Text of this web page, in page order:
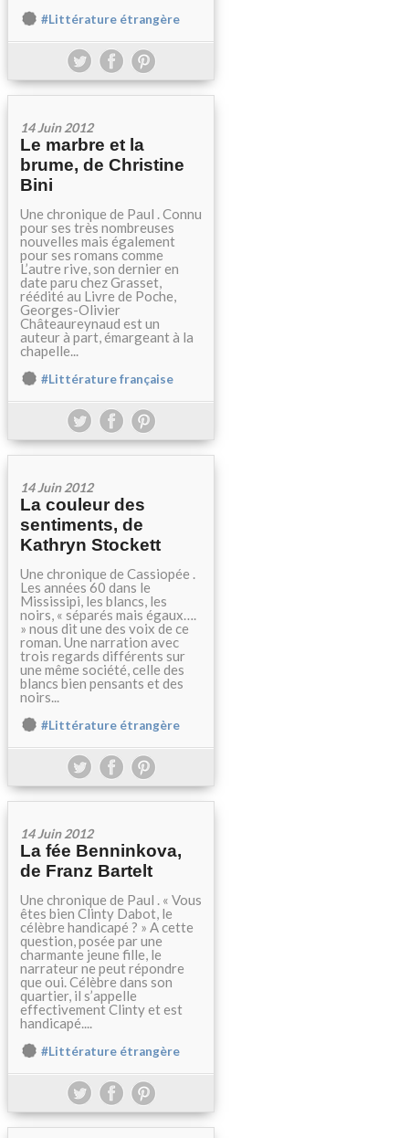
#Littérature étrangère
14 Juin 2012
Le marbre et la
brume, de Christine
Bini
Une chronique de Paul . Connu
pour ses très nombreuses
nouvelles mais également
pour ses romans comme
L’autre rive, son dernier en
date paru chez Grasset,
réédité au Livre de Poche,
Georges-Olivier
Châteaureynaud est un
auteur à part, émargeant à la
chapelle...
#Littérature française
14 Juin 2012
La couleur des
sentiments, de
Kathryn Stockett
Une chronique de Cassiopée .
Les années 60 dans le
Mississipi, les blancs, les
noirs, « séparés mais égaux….
» nous dit une des voix de ce
roman. Une narration avec
trois regards différents sur
une même société, celle des
blancs bien pensants et des
noirs...
#Littérature étrangère
14 Juin 2012
La fée Benninkova,
de Franz Bartelt
Une chronique de Paul . « Vous
êtes bien Clinty Dabot, le
célèbre handicapé ? » A cette
question, posée par une
charmante jeune fille, le
narrateur ne peut répondre
que oui. Célèbre dans son
quartier, il s’appelle
effectivement Clinty et est
handicapé....
#Littérature étrangère